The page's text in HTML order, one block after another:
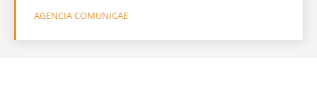
AGENCIA COMUNICAE